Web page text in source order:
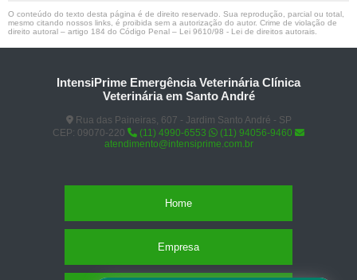
O conteúdo do texto desta página é de direito reservado. Sua reprodução, parcial ou total,
mesmo citando nossos links, é proibida sem a autorização do autor. Crime de violação de
direito autoral – artigo 184 do Código Penal – Lei 9610/98 - Lei de direitos autorais
IntensiPrime Emergência Veterinária Clínica
Veterinária em Santo André
Rua das Paineiras, 607 - Jardim Santo André - SP
CEP: 09070-220
(11) 4990-6553
(11) 94056-9460
atendimento@intensiprime.com.br
Home
Empresa